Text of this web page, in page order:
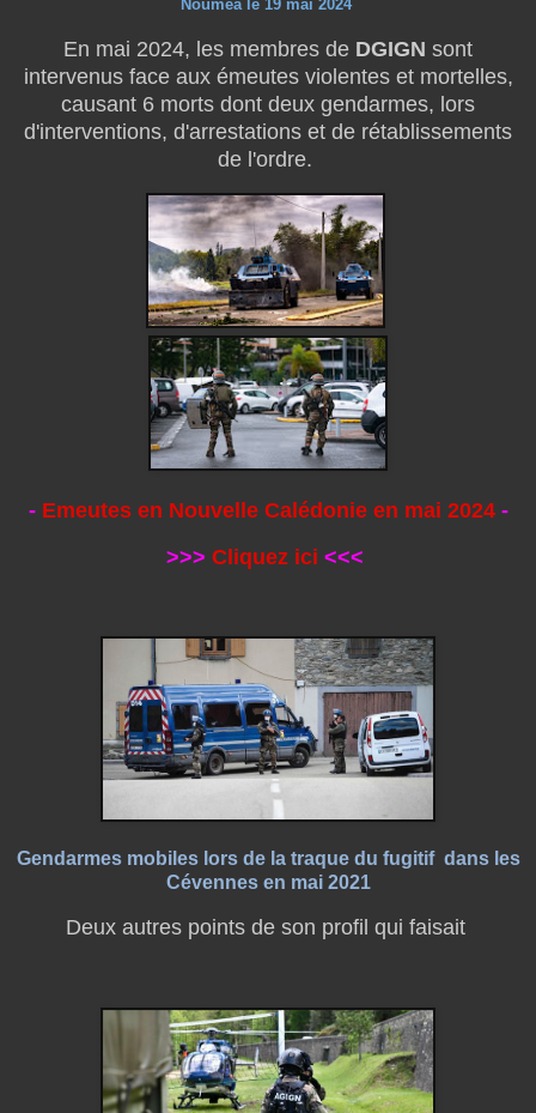
Nouméa le 19 mai 2024
En mai 2024, les membres de DGIGN sont
intervenus face aux émeutes violentes et mortelles,
causant 6 morts dont deux gendarmes, lors
d'interventions, d'arrestations et de rétablissements
de l'ordre.
- Emeutes en Nouvelle Calédonie en mai 2024-
>>> Cliquez ici <<<
Gendarmes mobiles lors de la traque du fugitif dans les
Cévennes en mai 2021
Deux autres points de son profil qui faisait